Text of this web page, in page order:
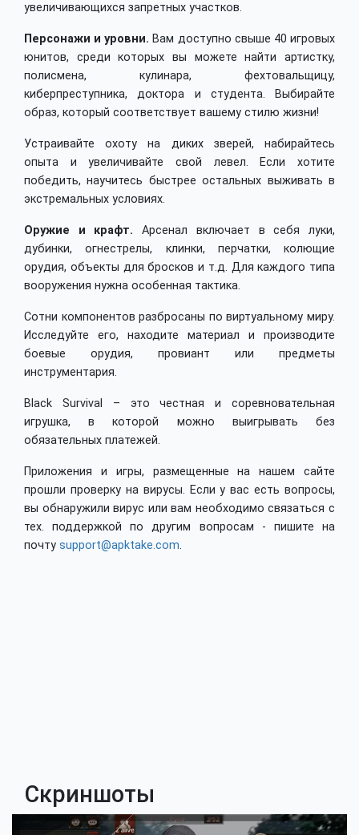
увеличивающихся запретных участков.
Персонажи и уровни. Вам доступно свыше 40 игровых
юнитов, среди которых вы можете найти артистку,
полисмена, кулинара, фехтовальщицу,
киберпреступника, доктора и студента. Выбирайте
образ, который соответствует вашему стилю жизни!
Устраивайте охоту на диких зверей, набирайтесь
опыта и увеличивайте свой левел. Если хотите
победить, научитесь быстрее остальных выживать в
экстремальных условиях.
Оружие и крафт.Арсенал включает в себя луки,
дубинки, огнестрелы, клинки, перчатки, колющие
орудия, объекты для бросков и т.д. Для каждого типа
вооружения нужна особенная тактика.
Сотни компонентов разбросаны по виртуальному миру.
Исследуйте его, находите материал и производите
боевые орудия, провиант или предметы
инструментария.
Black Survival – это честная и соревновательная
игрушка, в которой можно выигрывать без
обязательных платежей.
Приложения и игры, размещенные на нашем сайте
прошли проверку на вирусы. Если у вас есть вопросы,
вы обнаружили вирус или вам необходимо связаться с
тех. поддержкой по другим вопросам - пишите на
почту support@apktake.com.
Скриншоты